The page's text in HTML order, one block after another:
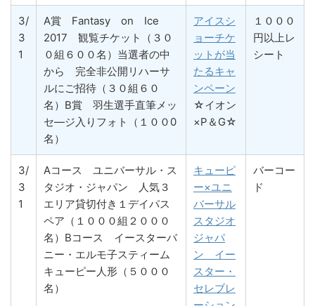
3/
3
1
A賞 Fantasy on Ice
2017 観覧チケット（３０
０組６００名）当選者の中
から 完全非公開リハーサ
ルにご招待（３０組６０
名）B賞 羽生選手直筆メッ
セ―ジ入りフォト（１００0
名）
アイスシ
ョーチケ
ットが当
たるキャ
ンペーン
☆イオン
×P＆G☆
１０００
円以上レ
シート
3/
3
1
Aコース ユニバーサル・ス
タジオ・ジャパン 人気３
エリア貸切付き１デイパス
ペア（１０００組２０００
名）Bコース イースターバ
ニー・エルモ子スティーム
キューピー人形（５０００
名）
キューピ
ー×ユニ
バーサル
スタジオ
ジャパ
ン イー
スター・
セレブレ
バーコー
ド